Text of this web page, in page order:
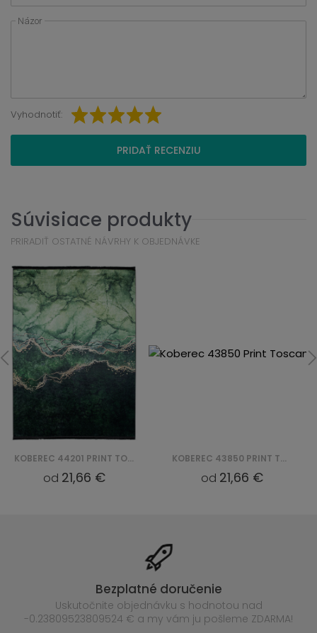
Názor
Vyhodnotiť:
PRIDAŤ RECENZIU
Súvisiace produkty
PRIRADIŤ OSTATNÉ NÁVRHY K OBJEDNÁVKE
KOBEREC 44201 PRINT TOSCANA
od 21,66 €
KOBEREC 43850 PRINT TOSCANA
od 21,66 €
Bezplatné doručenie
Uskutočnite objednávku s hodnotou nad
-0.23809523809524 € a my vám ju pošleme ZDARMA!